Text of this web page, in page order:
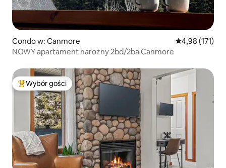
Condo w: Canmore Średnia
4,98 (171)
NOWY apartament narożny 2bd/2ba Canmore
Najpopularniejsze z kategorii Wybór gości
Wybór gości